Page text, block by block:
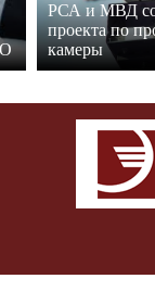
РСА и МВД
проекта по
камеры